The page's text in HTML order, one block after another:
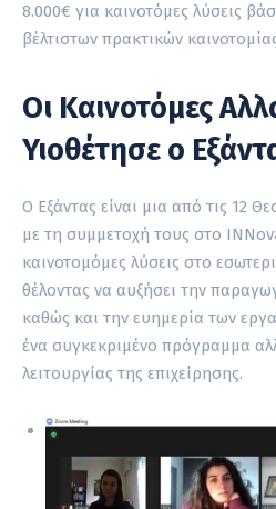
8.000€ για καινοτόμες λύσεις
βέλτιστων πρακτικών
Οι Καινοτόμες
Υιοθέτησε ο
Ο Εξάντας είναι μια από τις 12
με τη συμμετοχή τους στο
καινοτομόμες λύσεις στο
θέλοντας να αυξήσει την
καθώς και την ευημερία των
ένα συγκεκριμένο πρόγραμμα
λειτουργίας της επιχείρησης.